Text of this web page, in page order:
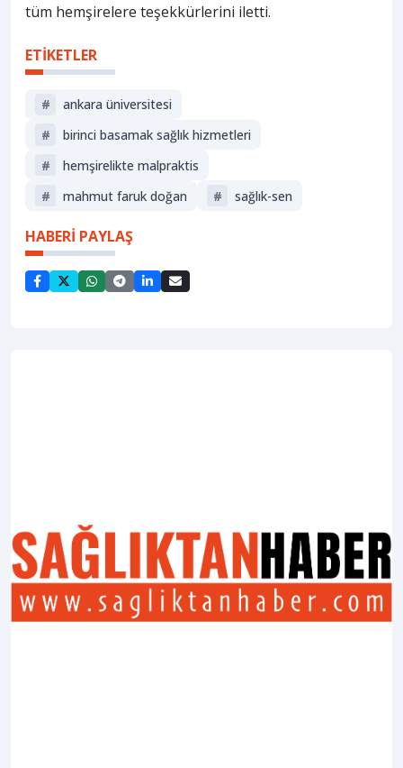
tüm hemşirelere teşekkürlerini iletti.
ETİKETLER
#
ankara üniversitesi
#
birinci basamak sağlık hizmetleri
#
hemşirelikte malpraktis
#
mahmut faruk doğan # sağlık-sen
HABERİ PAYLAŞ